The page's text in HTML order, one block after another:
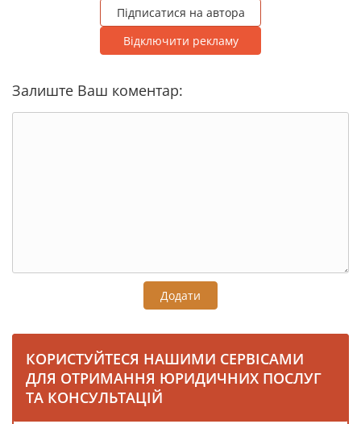
Підписатися на автора
Відключити рекламу
Залиште Ваш коментар:
Додати
КОРИСТУЙТЕСЯ НАШИМИ СЕРВІСАМИ
ДЛЯ ОТРИМАННЯ ЮРИДИЧНИХ ПОСЛУГ
ТА КОНСУЛЬТАЦІЙ